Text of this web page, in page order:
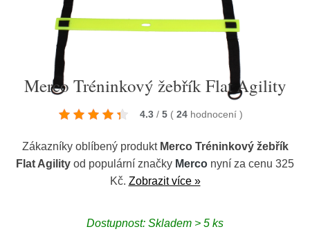
Merco Tréninkový žebřík Flat Agility
4.3 / 5 ( 24 hodnocení )
Zákazníky oblíbený produkt Merco Tréninkový žebřík
Flat Agility od populární značky Merco nyní za cenu 325
Kč. Zobrazit více »
Dostupnost: Skladem > 5 ks